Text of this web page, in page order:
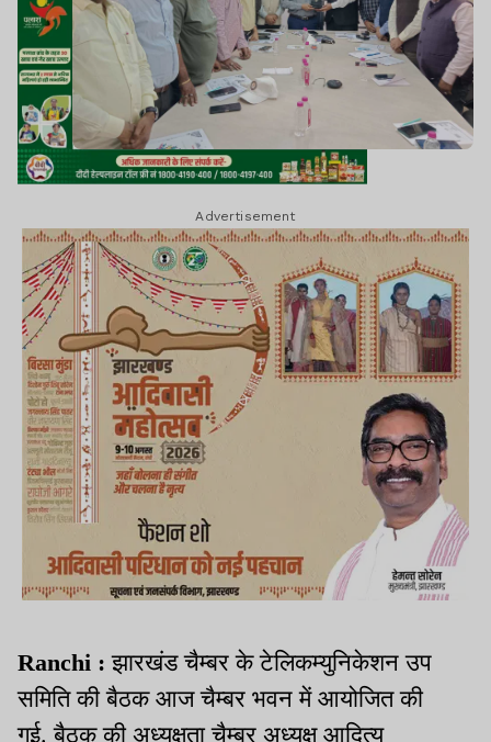
Advertisement
Ranchi : झारखंड चैम्बर के टेलिकम्युनिकेशन उप
समिति की बैठक आज चैम्बर भवन में आयोजित की
गई. बैठक की अध्यक्षता चैम्बर अध्यक्ष आदित्य